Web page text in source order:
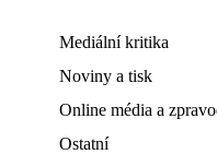
Mediální kritika
Noviny a tisk
Online média a
Ostatní